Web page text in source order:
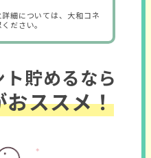
細については、大和コネ
ださい。
貯めるなら
ススメ！